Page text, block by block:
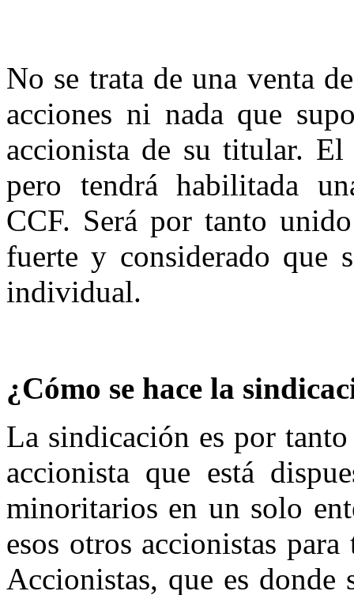
No se trata de una venta
acciones ni nada que
accionista de su titular.
pero tendrá habilitada
CCF. Será por tanto
fuerte y considerado que
individual.
¿Cómo se hace la
La sindicación es por
accionista que está
minoritarios en un solo
esos otros accionistas
Accionistas, que es donde